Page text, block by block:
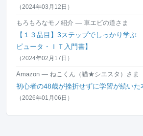
（2024年03月12日）
もろもろなモノ紹介 — 車エビの道さま
【１３品目】3ステップでしっかり学
ピュータ・ＩＴ入門書】
（2024年02月17日）
Amazon — ねこくん（猫★シエスタ）さま
初心者の48歳が挫折せずに学習が続いた
（2026年01月06日）